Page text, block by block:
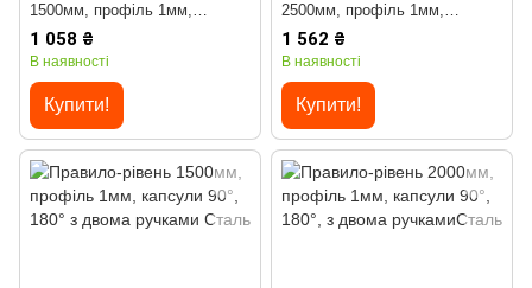
1500мм, профіль 1мм,
капсули 90°, 180° Haisser
1 058 ₴
В наявності
Купити!
2500мм, профіль 1мм,
капсули 90°, 180° Haisser
1 562 ₴
В наявності
Купити!